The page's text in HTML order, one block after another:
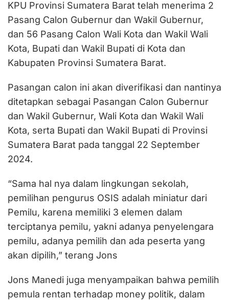
KPU Provinsi Sumatera Barat telah menerima 2
Pasang Calon Gubernur dan Wakil Gubernur,
dan 56 Pasang Calon Wali Kota dan Wakil Wali
Kota, Bupati dan Wakil Bupati di Kota dan
Kabupaten Provinsi Sumatera Barat.
Pasangan calon ini akan diverifikasi dan nantinya
ditetapkan sebagai Pasangan Calon Gubernur
dan Wakil Gubernur, Wali Kota dan Wakil Wali
Kota, serta Bupati dan Wakil Bupati di Provinsi
Sumatera Barat pada tanggal 22 September
2024.
“Sama hal nya dalam lingkungan sekolah,
pemilihan pengurus OSIS adalah miniatur dari
Pemilu, karena memiliki 3 elemen dalam
terciptanya pemilu, yakni adanya penyelengara
pemilu, adanya pemilih dan ada peserta yang
akan dipilih,” terang Jons
Jons Manedi juga menyampaikan bahwa pemilih
pemula rentan terhadap money politik, dalam